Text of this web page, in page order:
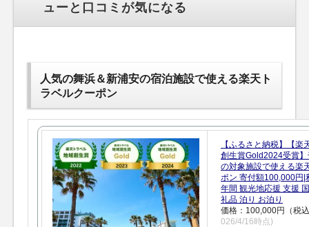
ューと口コミが気になる
人気の舞浜＆新浦安の宿泊施設で使える楽天ト
ラベルクーポン
【ふるさと納税】【楽
創生賞Gold2024受賞
の対象施設で使える楽
ポン 寄付額100,000円|
年間 観光地応援 支援
礼品 泊り お泊り
価格：100,000円（税
026/4/16時点)